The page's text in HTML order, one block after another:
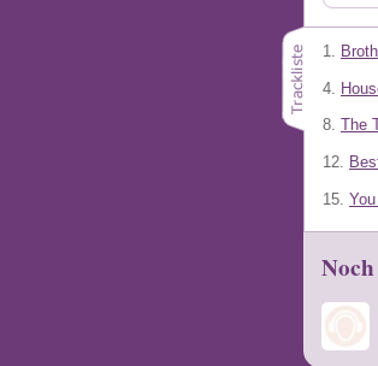
1.
4.
8. The
12.
15.